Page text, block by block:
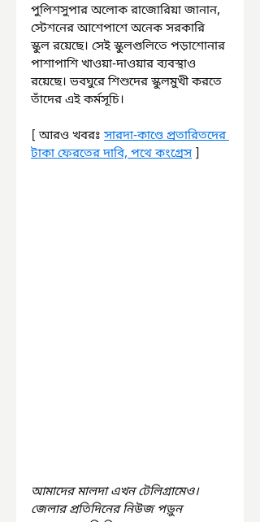
পুলিশসুপার অলোক রাজোরিয়া জানান,
স্টেশনের আশেপাশে অনেক সরকারি
স্কুল রয়েছে। সেই স্কুলগুলিতে পড়াশোনার
পাশাপাশি খাওয়া-দাওয়ার ব্যবস্থাও
রয়েছে। ভবঘুরে শিশুদের স্কুলমুখী করতে
তাঁদের এই কর্মসূচি।
[ আরও খবরঃ সারদা-কাণ্ডে প্রতারিতদের
টাকা ফেরতের দাবি, পথে কংগ্রেস ]
আমাদের মালদা এখন টেলিগ্রামেও।
জেলার প্রতিদিনের নিউজ পড়ুন